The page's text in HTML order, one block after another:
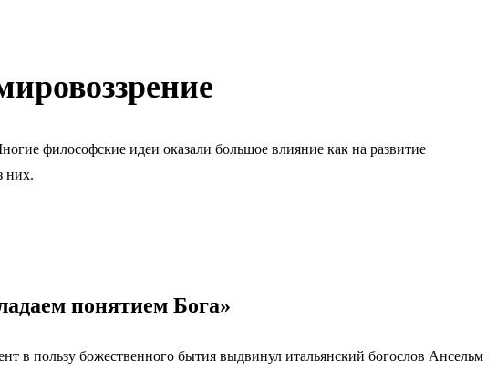
философские идеи оказали большое влияние как на развитие
них.
понятием Бога»
в пользу божественного бытия выдвинул итальянский богослов Ансельм